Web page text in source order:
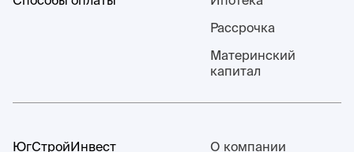
Рассрочка
Материнский
капитал
ЮгСтройИнвест О компании